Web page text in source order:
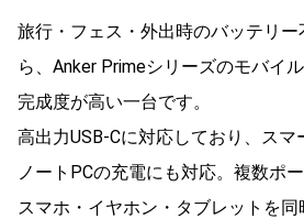
旅行・フェス・外出時のバッテリ
ら、Anker Primeシリーズのモバイ
完成度が高い一台です。
高出力USB-Cに対応しており、スマ
ノートPCの充電にも対応。複数ポ
スマホ・イヤホン・タブレットを